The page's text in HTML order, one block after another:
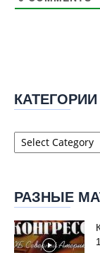
Категории
сайта
РАЗНЫЕ